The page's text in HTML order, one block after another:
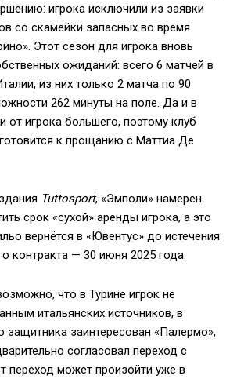
игрока исключили из заявки
со скамейки запасных во время
Этот сезон для игрока вновь
ожиданий: всего 6 матчей в
из них только 2 матча по 90
262 минуты на поле. Да и в
от игрока большего, поэтому клуб
к прощанию с Маттиа Де
Tuttosport, «Эмполи» намерен
срок «сухой» аренды игрока, а это
вернётся в «Ювентус» до истечения
контракта — 30 июня 2025 года.
что в Турине игрок не
итальянских источников, в
защитника заинтересован «Палермо»,
согласовал переход с
переход может произойти уже в